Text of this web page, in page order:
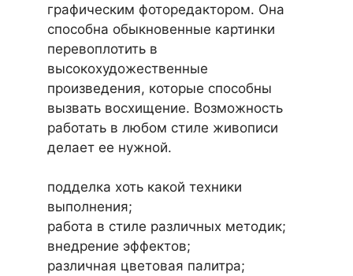
графическим фоторедактором. Она
способна обыкновенные картинки
перевоплотить в
высокохудожественные
произведения, которые способны
вызвать восхищение. Возможность
работать в любом стиле живописи
делает ее нужной.
подделка хоть какой техники
выполнения;
работа в стиле различных методик;
внедрение эффектов;
различная цветовая палитра;